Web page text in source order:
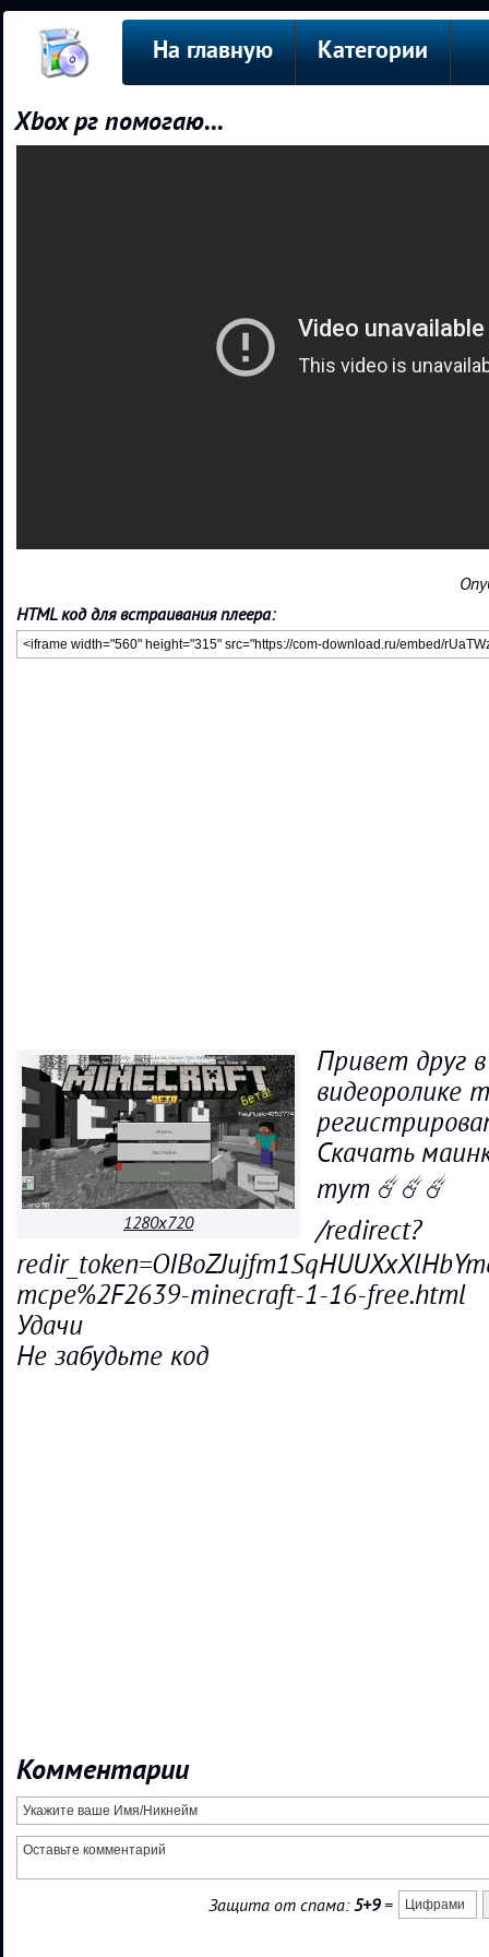
На главную Категории
Xbox рг помогаю...
HTML код для встраивания плеера:
1280x720
Привет друг
видеоролике
Скачать
тут ☄️☄️☄️
/redirect?
mcpe%2F2639-minecraft-1-16-free.html
Удачи
Не забудьте код
Комментарии
Защита от спама:5+9=